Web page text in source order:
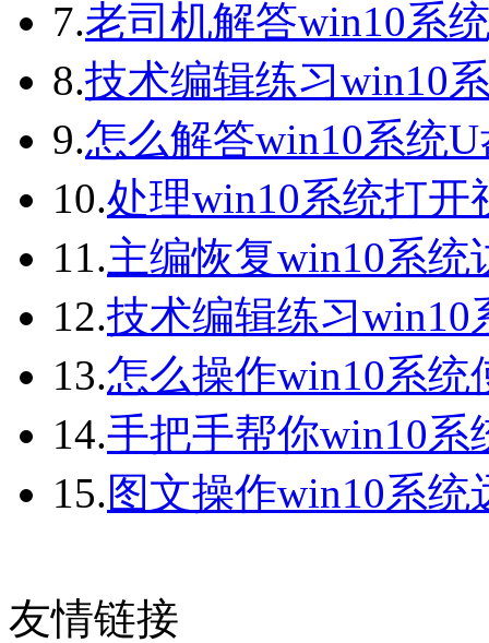
7.老司机解答win10系
8.技术编辑练习win10
9.怎么解答win10系统
10.处理win10系统打
11.主编恢复win10系
12.技术编辑练习
13.怎么操作win10系
14.手把手帮你win10
15.图文操作win10系
友情链接